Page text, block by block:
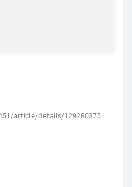
article/details/129280375